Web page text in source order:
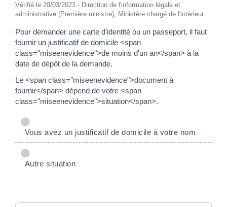
Vérifié le 20/03/2023 - Direction de l'information légale et
administrative (Première ministre), Ministère chargé de l'intérieur
Pour demander une carte d'identité ou un passeport, il faut
fournir un justificatif de domicile <span
class="miseenevidence">de moins d'un an</span> à la
date de dépôt de la demande.
Le <span class="miseenevidence">document à
fournir</span> dépend de votre <span
class="miseenevidence">situation</span>.
Vous avez un justificatif de domicile à votre nom
Autre situation